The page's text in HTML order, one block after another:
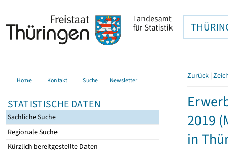
Home Kontakt Suche Newsletter
STATISTISCHE DATEN
Sachliche Suche
Regionale Suche
Kürzlich bereitgestellte Daten
Zurück |
2019
in